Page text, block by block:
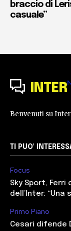
braccio di
casuale”
INTER
Benvenuti su
TI PUO'
Focus
Sky Sport,
dell’Inter: “Una
Primo Piano
Cesari difende